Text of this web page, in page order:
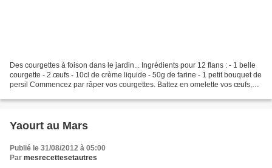
Des courgettes à foison dans le jardin... Ingrédients pour 12 flans : - 1 belle
courgette - 2 œufs - 10cl de crème liquide - 50g de farine - 1 petit bouquet de
persil Commencez par râper vos courgettes. Battez en omelette vos œufs,
Yaourt au Mars
Publié le 31/08/2012 à 05:00
Par mesrecettesetautres